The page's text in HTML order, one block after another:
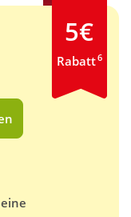
5€
Rabatt6